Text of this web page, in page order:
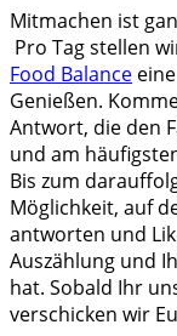
Mitmachen ist
Pro Tag stellen
Food Balance
Genießen.
Antwort, die den
und am
Bis zum
Möglichkeit, auf
antworten und
Auszählung und
hat. Sobald Ihr
verschicken wir